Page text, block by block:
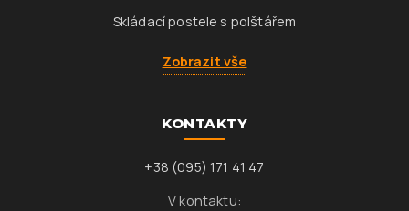
Skládací postele s polštářem
Zobrazit vše
KONTAKTY
+38 (095) 171 41 47
V kontaktu: